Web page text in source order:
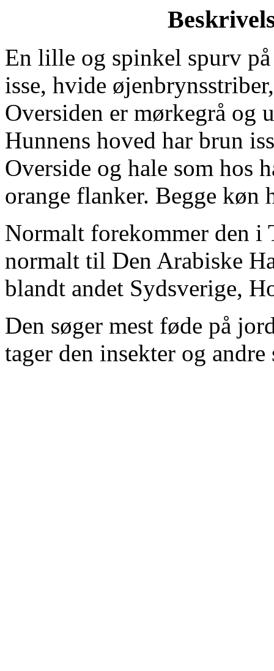
En lille og spinkel spurv
isse, hvide
Oversiden er mørkegrå og
Hunnens hoved har brun
Overside og hale som hos
orange flanker. Begge køn
Normalt forekommer den
normalt til Den Arabiske
blandt andet Sydsverige,
Den søger mest føde på
tager den insekter og andre